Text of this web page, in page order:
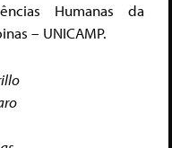
Humanas da
– UNICAMP.